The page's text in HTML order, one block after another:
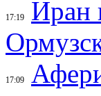
17:19
Иран
17:09